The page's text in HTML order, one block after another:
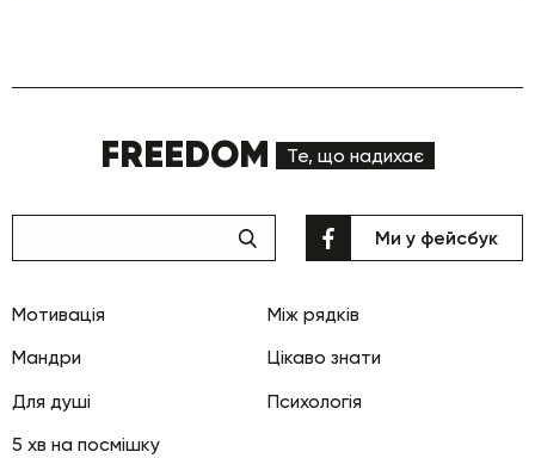
FREEDOM Те, що надихає
Мотивація
Між рядків
Мандри
Цікаво знати
Для душі
Психологія
5 хв на посмішку
Ми у фейсбук